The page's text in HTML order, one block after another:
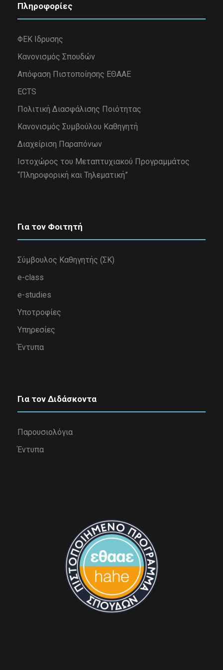
Πληροφορίες
ΦΕΚ Ιδρυσης
Κανονισμός Σπουδών
Απόφαση Πιστοποίησης ΕΘΑΑΕ
ECTS
Πολιτική Διασφάλισης Ποιότητας
Κανονισμός Συμβούλου Καθηγητή
Διαχείριση Παραπόνων
Iστοχώρος του Μεταπτυχιακού Προγραμμάτος
“Πληροφορική και Τηλεματική”
Για τον Φοιτητή
Σύμβουλος Καθηγητής (ΣΚ)
e-class
e-studies
Υποτροφίες
Υπηρεσίες
Έντυπα
Για τον Διδάσκοντα
Παρουσιολόγια
Έντυπα